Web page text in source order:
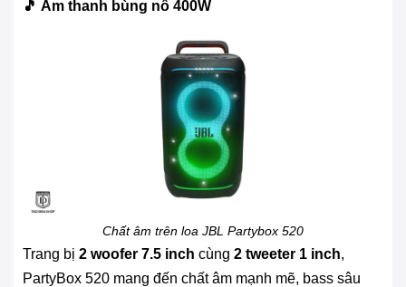
🎵 Âm thanh bùng nổ 400W
Chất âm trên loa JBL Partybox 520
Trang bị 2 woofer 7.5 inch cùng 2 tweeter 1 inch,
PartyBox 520 mang đến chất âm mạnh mẽ, bass sâu